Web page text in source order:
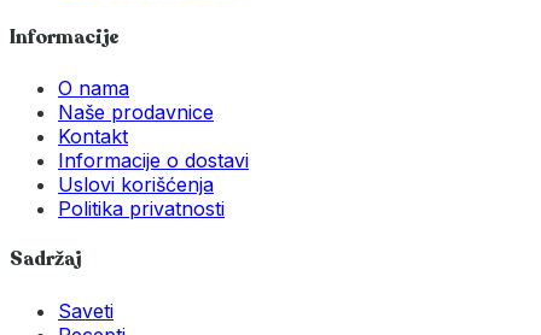
Informacije
O nama
Naše prodavnice
Kontakt
Informacije o dostavi
Uslovi korišćenja
Politika privatnosti
Sadržaj
Saveti